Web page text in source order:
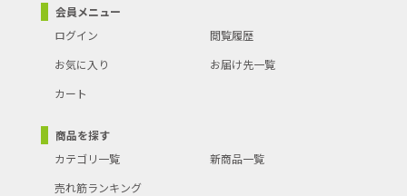
会員メニュー
ログイン
閲覧履歴
お気に入り
お届け先一覧
カート
商品を探す
カテゴリ一覧
新商品一覧
売れ筋ランキング